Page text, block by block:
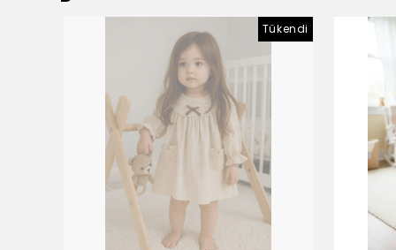
Tükendi